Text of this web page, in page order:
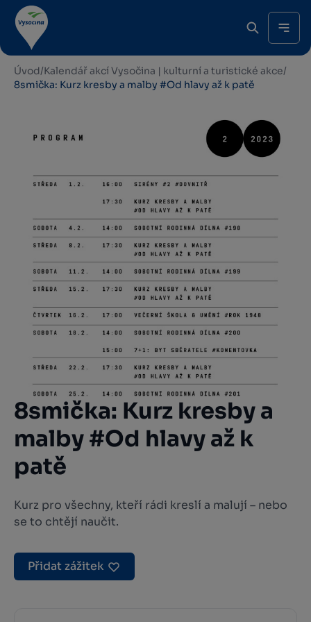
Úvod/Kalendář akcí Vysočina | kulturní a turistické akce/
8smička: Kurz kresby a malby #Od hlavy až k patě
8smička: Kurz kresby a
malby #Od hlavy až k
patě
Kurz pro všechny, kteří rádi kreslí a malují – nebo
se to chtějí naučit.
Přidat zážitek